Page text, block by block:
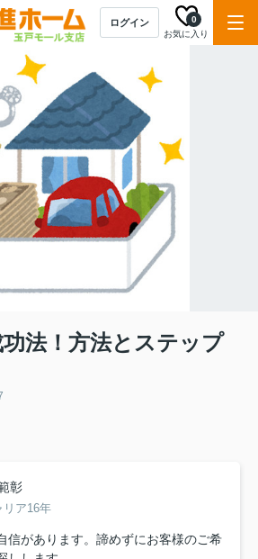
ログイン
お気に入り
0
法！方法とステップ
彰
リア16年
信があります。諦めずにお客様のご希